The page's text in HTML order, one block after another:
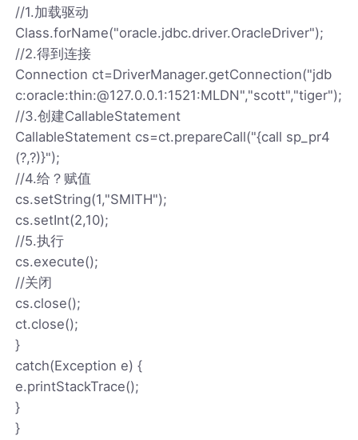
//1.加载驱动
Class.forName("oracle.jdbc.driver.OracleDriver");
//2.得到连接
Connection ct=DriverManager.getConnection("jdb
c:oracle:thin:@127.0.0.1:1521:MLDN","scott","tiger");
//3.创建CallableStatement
CallableStatement cs=ct.prepareCall("{call sp_pr4
(?,?)}");
//4.给？赋值
cs.setString(1,"SMITH");
cs.setInt(2,10);
//5.执行
cs.execute();
//关闭
cs.close();
ct.close();
}
catch(Exception e) {
e.printStackTrace();
}
}